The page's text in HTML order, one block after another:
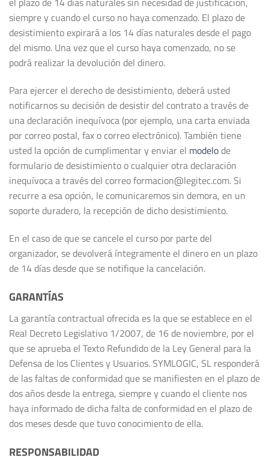
siempre y cuando el curso no haya comenzado. El plazo de
desistimiento expirará a los 14 días naturales desde el pago
del mismo. Una vez que el curso haya comenzado, no se
podrá realizar la devolución del dinero.
Para ejercer el derecho de desistimiento, deberá usted
notificarnos su decisión de desistir del contrato a través de
una declaración inequívoca (por ejemplo, una carta enviada
por correo postal, fax o correo electrónico). También tiene
usted la opción de cumplimentar y enviar el modelode
formulario de desistimiento o cualquier otra declaración
inequívoca a través del correo formacion@legitec.com. Si
recurre a esa opción, le comunicaremos sin demora, en un
soporte duradero, la recepción de dicho desistimiento.
En el caso de que se cancele el curso por parte del
organizador, se devolverá íntegramente el dinero en un plazo
de 14 días desde que se notifique la cancelación.
GARANTÍAS
La garantía contractual ofrecida es la que se establece en el
Real Decreto Legislativo 1/2007, de 16 de noviembre, por el
que se aprueba el Texto Refundido de la Ley General para la
Defensa de los Clientes y Usuarios. SYMLOGIC, SL responderá
de las faltas de conformidad que se manifiesten en el plazo de
dos años desde la entrega, siempre y cuando el cliente nos
haya informado de dicha falta de conformidad en el plazo de
dos meses desde que tuvo conocimiento de ella.
RESPONSABILIDAD